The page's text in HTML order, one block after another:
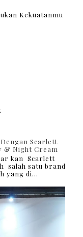
Kekuatanmu
Scarlett
& Night Cream
kan Scarlett
salah satu brand
yang di...